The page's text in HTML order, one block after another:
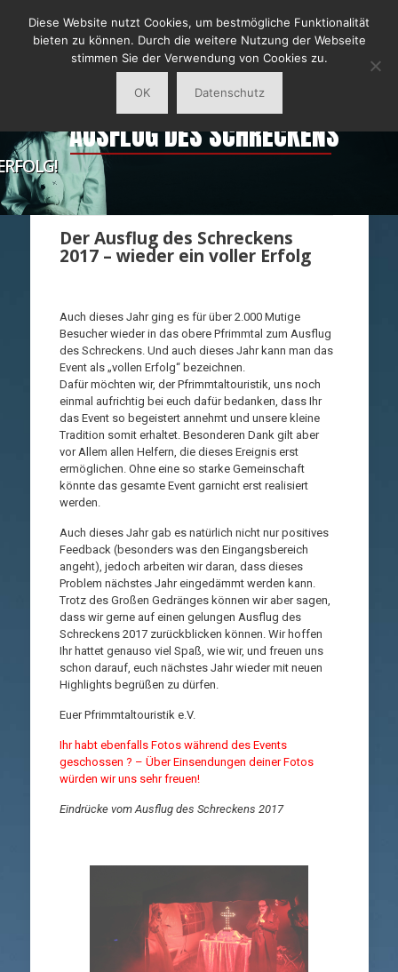
AUSFLUG DES SCHRECKENS
WIEDER EIN VOLLER ERFOLG!
_____________________
Der Ausflug des Schreckens
2017 – wieder ein voller Erfolg
Auch dieses Jahr ging es für über 2.000 Mutige
Besucher wieder in das obere Pfrimmtal zum Ausflug
des Schreckens. Und auch dieses Jahr kann man das
Event als „vollen Erfolg“ bezeichnen.
Dafür möchten wir, der Pfrimmtaltouristik, uns noch
einmal aufrichtig bei euch dafür bedanken, dass Ihr
das Event so begeistert annehmt und unsere kleine
Tradition somit erhaltet. Besonderen Dank gilt aber
vor Allem allen Helfern, die dieses Ereignis erst
ermöglichen. Ohne eine so starke Gemeinschaft
könnte das gesamte Event garnicht erst realisiert
werden.
Auch dieses Jahr gab es natürlich nicht nur positives
Feedback (besonders was den Eingangsbereich
angeht), jedoch arbeiten wir daran, dass dieses
Problem nächstes Jahr eingedämmt werden kann.
Trotz des Großen Gedränges können wir aber sagen,
dass wir gerne auf einen gelungen Ausflug des
Schreckens 2017 zurückblicken können. Wir hoffen
Ihr hattet genauso viel Spaß, wie wir, und freuen uns
schon darauf, euch nächstes Jahr wieder mit neuen
Highlights begrüßen zu dürfen.
Euer Pfrimmtaltouristik e.V.
Ihr habt ebenfalls Fotos während des Events
geschossen ? – Über Einsendungen deiner Fotos
würden wir uns sehr freuen!
Eindrücke vom Ausflug des Schreckens 2017
Diese Website nutzt Cookies, um bestmögliche Funktionalität
bieten zu können. Durch die weitere Nutzung der Webseite
stimmen Sie der Verwendung von Cookies zu.
OK Datenschutz